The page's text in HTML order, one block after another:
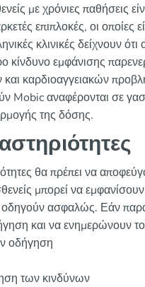
με χρόνιες παθήσεις
επιπλοκές, οι οποίες
κλινικές δείχνουν
κίνδυνο εμφάνισης
καρδιοαγγειακών
αναφέρονται σε
της δόσης.
θα πρέπει να
μπορεί να
ασφαλώς. Εάν
και να ενημερώνουν
οδήγηση
των κινδύνων